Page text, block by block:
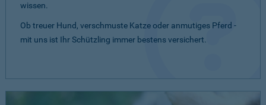
wissen.
Ob treuer Hund, verschmuste Katze oder anmutiges Pferd -
mit uns ist Ihr Schützling immer bestens versichert.